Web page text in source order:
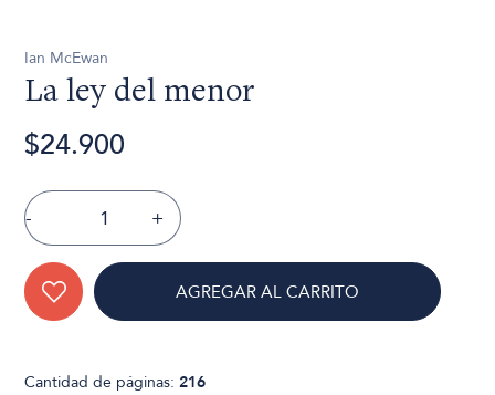
Ian McEwan
La ley del menor
$24.900
- +
AGREGAR AL CARRITO
Cantidad de páginas:216